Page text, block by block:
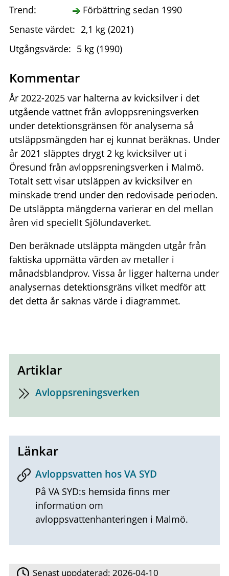
Trend:
Förbättring sedan 1990
Senaste värdet: 2,1 kg (2021)
Utgångsvärde: 5 kg (1990)
Kommentar
År 2022-2025 var halterna av kvicksilver i det
utgående vattnet från avloppsreningsverken
under detektionsgränsen för analyserna så
utsläppsmängden har ej kunnat beräknas. Under
år 2021 släpptes drygt 2 kg kvicksilver ut i
Öresund från avloppsreningsverken i Malmö.
Totalt sett visar utsläppen av kvicksilver en
minskade trend under den redovisade perioden.
De utsläppta mängderna varierar en del mellan
åren vid speciellt Sjölundaverket.
Den beräknade utsläppta mängden utgår från
faktiska uppmätta värden av metaller i
månadsblandprov. Vissa år ligger halterna under
analysernas detektionsgräns vilket medför att
det detta år saknas värde i diagrammet.
Artiklar
Avloppsreningsverken
Länkar
Avloppsvatten hos VA SYD
På VA SYD:s hemsida finns mer
information om
avloppsvattenhanteringen i Malmö.
Senast uppdaterad:2026-04-10